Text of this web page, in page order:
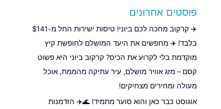
פוסטים אחרונים
✈️ קרקוב מחכה לכם ביוני! טיסות ישירות החל מ-$141
בלבד! ✈️ מחפשים את היעד המושלם לחופשת קיץ
מוקדמת בלי לקרוע את הכיס? קרקוב ביוני היא פשוט
קסם – מזג אוויר מושלם, עיר עתיקה מהממת, אוכל
מעולה ומחירים מצחיקים!
אוגוסט כבר כאן והוא סוער מתמיד! 🌊✈️ הזדמנות